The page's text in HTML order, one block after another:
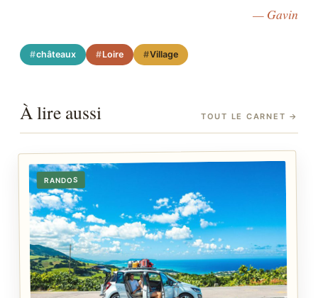
— Gavin
châteaux Loire Village
À lire aussi TOUT LE CARNET →
RANDOS